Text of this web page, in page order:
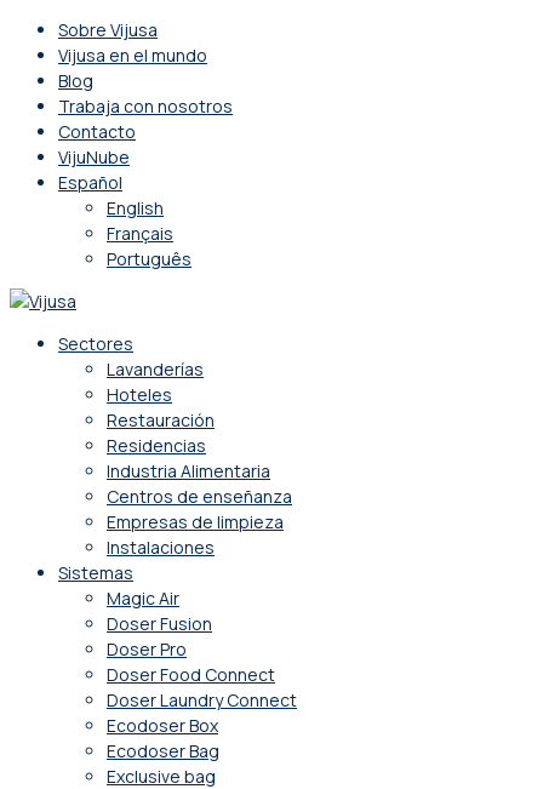
Sobre Vijusa
Vijusa en el mundo
Blog
Trabaja con nosotros
Contacto
VijuNube
Español
English
Français
Português
Sectores
Lavanderías
Hoteles
Restauración
Residencias
Industria Alimentaria
Centros de enseñanza
Empresas de limpieza
Instalaciones
Sistemas
Magic Air
Doser Fusion
Doser Pro
Doser Food Connect
Doser Laundry Connect​
Ecodoser Box
Ecodoser Bag
Exclusive bag